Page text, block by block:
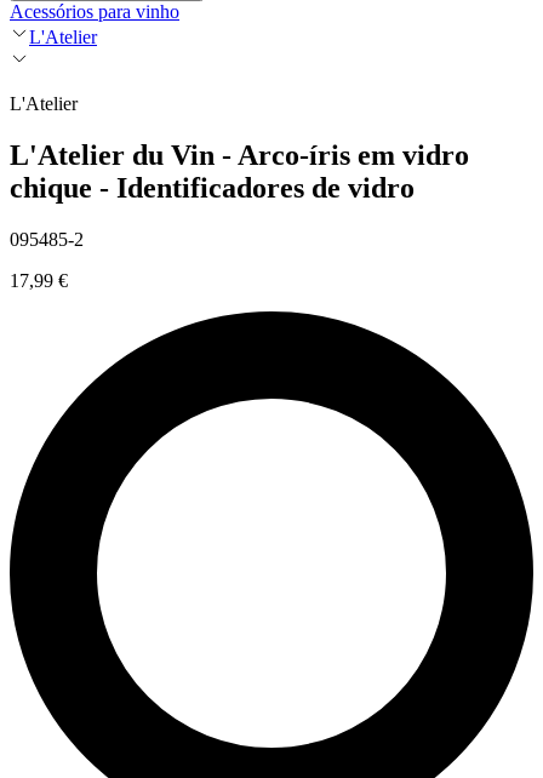
Acessórios para vinho
L'Atelier
L'Atelier
L'Atelier du Vin - Arco-íris em vidro
chique - Identificadores de vidro
095485-2
17,99 €